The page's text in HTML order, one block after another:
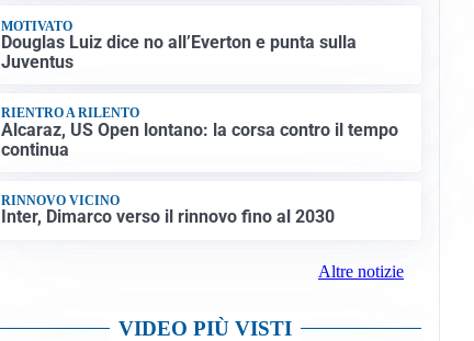
MOTIVATO
Douglas Luiz dice no all’Everton e punta sulla
Juventus
RIENTRO A RILENTO
Alcaraz, US Open lontano: la corsa contro il tempo
continua
RINNOVO VICINO
Inter, Dimarco verso il rinnovo fino al 2030
Altre notizie
VIDEO PIÙ VISTI